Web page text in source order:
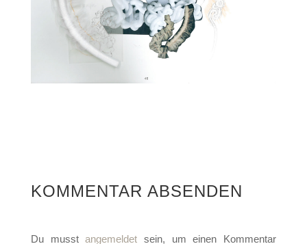
KOMMENTAR ABSENDEN
Du musstangemeldet sein, um einen Kommentar